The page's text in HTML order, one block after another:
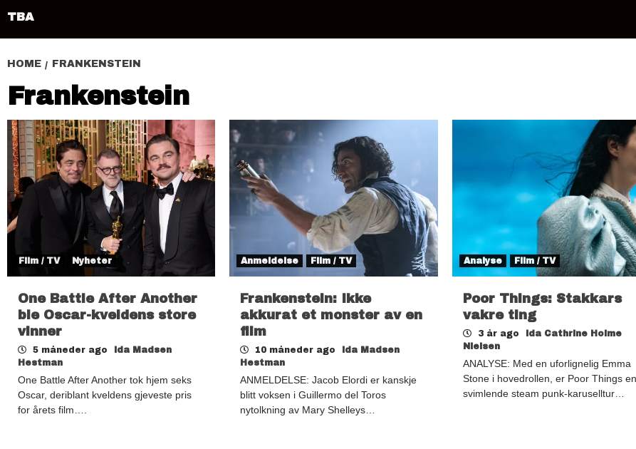
TBA
HOME FRANKENSTEIN
Frankenstein
Film / TV Nyheter
One Battle After Another
ble Oscar-kveldens store
vinner
5 måneder ago
Ida Madsen
Hestman
One Battle After Another tok hjem seks
Oscar, deriblant kveldens gjeveste pris
for årets film….
Anmeldelse Film / TV
Frankenstein: Ikke
akkurat et monster av en
film
10 måneder ago
Ida Madsen
Hestman
ANMELDELSE: Jacob Elordi er kanskje
blitt voksen i Guillermo del Toros
nytolkning av Mary Shelleys…
Analyse Film / TV
Poor Things: Stakkars
vakre ting
3 år ago
Ida Cathrine Holme
Nielsen
ANALYSE: Med en uforlignelig Emma
Stone i hovedrollen, er Poor Things en
svimlende steam punk-karuselltur…